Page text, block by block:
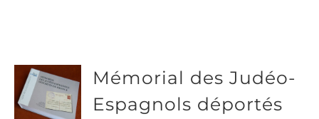
Mémorial des Judéo-
Espagnols déportés